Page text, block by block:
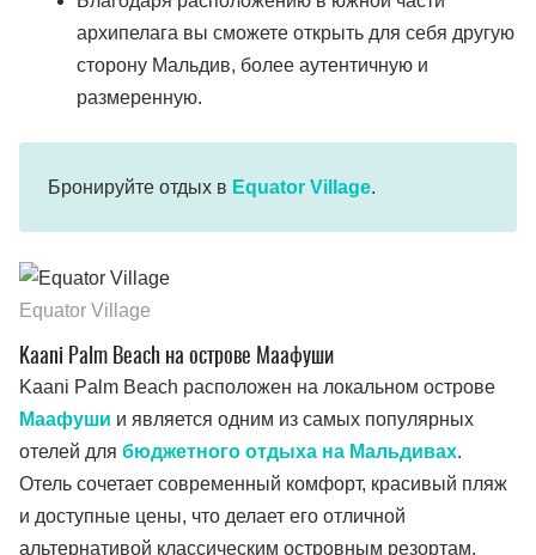
архипелага вы сможете открыть для себя другую
сторону Мальдив, более аутентичную и
размеренную.
Бронируйте отдых в Equator Village.
Equator Village
Kaani Palm Beach на острове Маафуши
Kaani Palm Beach расположен на локальном острове
Маафуши и является одним из самых популярных
отелей для бюджетного отдыха на Мальдивах.
Отель сочетает современный комфорт, красивый пляж
и доступные цены, что делает его отличной
альтернативой классическим островным резортам.